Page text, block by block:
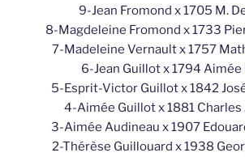
9-Jean Fromond x 1705 M.
8-Magdeleine Fromond x 1733
7-Madeleine Vernault x 1757
6-Jean Guillot x 1794
5-Esprit-Victor Guillot x 1842
4-Aimée Guillot x 1881 Charles
3-Aimée Audineau x 1907
2-Thérèse Guillouard x 1938